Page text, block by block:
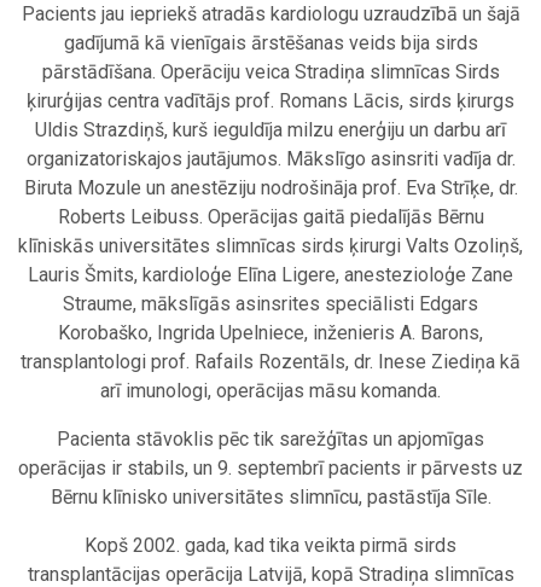
Pacients jau iepriekš atradās kardiologu uzraudzībā un šajā
gadījumā kā vienīgais ārstēšanas veids bija sirds
pārstādīšana. Operāciju veica Stradiņa slimnīcas Sirds
ķirurģijas centra vadītājs prof. Romans Lācis, sirds ķirurgs
Uldis Strazdiņš, kurš ieguldīja milzu enerģiju un darbu arī
organizatoriskajos jautājumos. Mākslīgo asinsriti vadīja dr.
Biruta Mozule un anestēziju nodrošināja prof. Eva Strīķe, dr.
Roberts Leibuss. Operācijas gaitā piedalījās Bērnu
klīniskās universitātes slimnīcas sirds ķirurgi Valts Ozoliņš,
Lauris Šmits, kardioloģe Elīna Ligere, anestezioloģe Zane
Straume, mākslīgās asinsrites speciālisti Edgars
Korobaško, Ingrida Upelniece, inženieris A. Barons,
transplantologi prof. Rafails Rozentāls, dr. Inese Ziediņa kā
arī imunologi, operācijas māsu komanda.
Pacienta stāvoklis pēc tik sarežģītas un apjomīgas
operācijas ir stabils, un 9. septembrī pacients ir pārvests uz
Bērnu klīnisko universitātes slimnīcu, pastāstīja Sīle.
Kopš 2002. gada, kad tika veikta pirmā sirds
transplantācijas operācija Latvijā, kopā Stradiņa slimnīcas